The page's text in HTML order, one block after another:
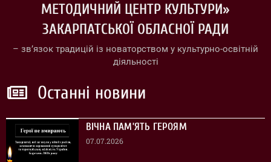
МЕТОДИЧНИЙ ЦЕНТР КУЛЬТУРИ»
ЗАКАРПАТСЬКОЇ ОБЛАСНОЇ РАДИ
– зв’язок традицій із новаторством у культурно-освітній
діяльності
Останні новини
ВІЧНА ПАМ’ЯТЬ ГЕРОЯМ
07.07.2026